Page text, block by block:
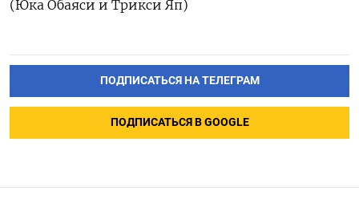
(Юка Обаяси и Трикси Яп)
ПОДПИСАТЬСЯ НА ТЕЛЕГРАМ
ПОДПИСАТЬСЯ В GOOGLE